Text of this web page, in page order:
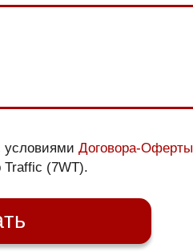
условиями Договора-Оферты
Traffic (7WT).